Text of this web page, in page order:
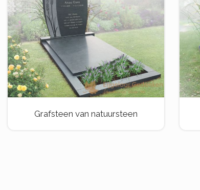
Grafsteen van natuursteen